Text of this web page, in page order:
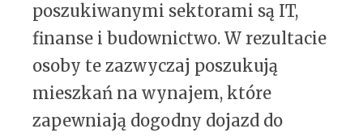
poszukiwanymi sektorami są IT,
finanse i budownictwo. W rezultacie
osoby te zazwyczaj poszukują
mieszkań na wynajem, które
zapewniają dogodny dojazd do